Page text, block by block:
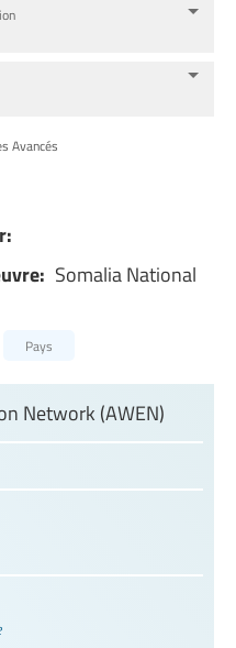
Avancés
Somalia National
Pays
Network (AWEN)